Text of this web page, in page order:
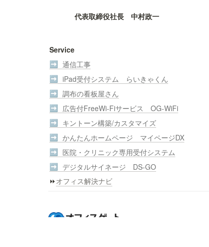
代表取締役社長　中村政一
Service
➡️ 通信工事
➡️ iPad受付システム らいきゃくん
➡️ 調布の看板屋さん
➡️ 広告付FreeWi-Fiサービス OG-WiFi
➡️ キントーン構築/カスタマイズ
➡️ かんたんホームページ マイページDX
➡️ 医院・クリニック専用受付システム
➡️
デジタルサイネージ DS-GO
⏩️オフィス解決ナビ